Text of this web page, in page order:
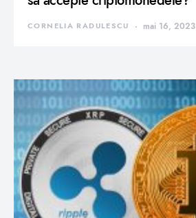
CORNELIA RADULESCU mai 16, 2023